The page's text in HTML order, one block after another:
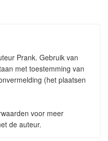
Prank. Gebruik van
met toestemming van
(het plaatsen
voor meer
de auteur.